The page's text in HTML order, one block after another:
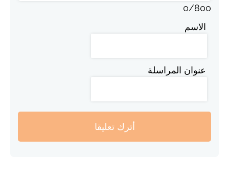
0/800
الاسم
عنوان المراسلة
أترك تعليقا